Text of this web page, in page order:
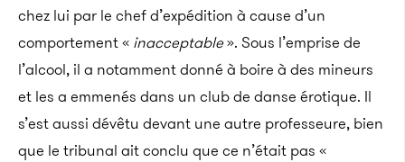
chez lui par le chef d’expédition à cause d’un
comportement « inacceptable». Sous l’emprise de
l’alcool, il a notamment donné à boire à des mineurs
et les a emmenés dans un club de danse érotique. Il
s’est aussi dévêtu devant une autre professeure, bien
que le tribunal ait conclu que ce n’était pas «